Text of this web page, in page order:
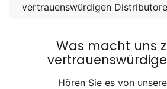
vertrauenswürdigen
Was macht uns
Hören Sie es von